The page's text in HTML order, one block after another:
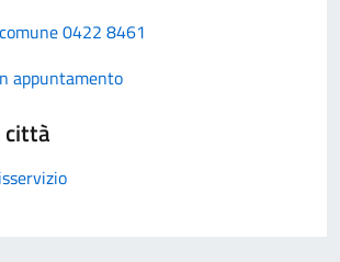
0422 8461
appuntamento
città